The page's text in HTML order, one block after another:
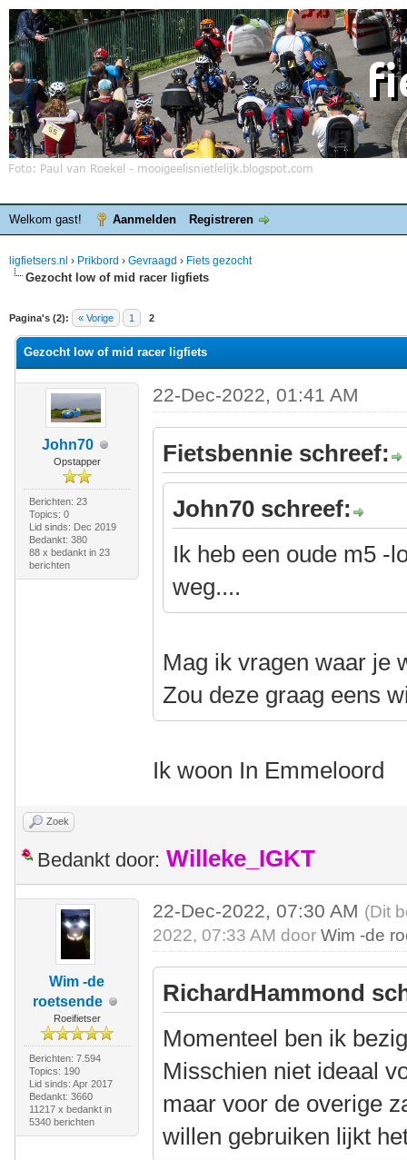
Welkom gast! Aanmelden Registreren
ligfietsers.nl › Prikbord › Gevraagd › Fiets gezocht
Gezocht low of mid racer ligfiets
Pagina's (2): « Vorige 1 2
waardering is 0
Gezocht low of mid racer ligfiets
John70
Opstapper
Berichten: 23
Topics: 0
Lid sinds: Dec 2019
Bedankt: 380
88 x bedankt in 23
berichten
22-Dec-2022, 01:41 AM
Fietsbennie schreef:
John70 schreef:
Ik heb een oude m5 -
weg....
Mag ik vragen waar je
Zou deze graag eens
Ik woon In Emmeloord
Zoek
Bedankt door: Willeke_IGKT
Wim -de
roetsende
Roeifietser
Berichten: 7.594
Topics: 190
Lid sinds: Apr 2017
Bedankt: 3660
11217 x bedankt in
5340 berichten
22-Dec-2022, 07:30 AM (Dit
2022, 07:33 AM doorWim -de
RichardHammond
Momenteel ben ik
Misschien niet ideaal
maar voor de overige
willen gebruiken lijkt